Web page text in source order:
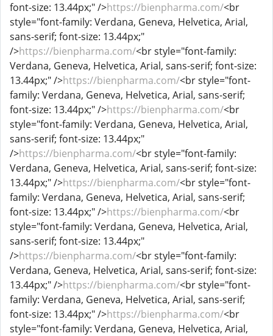
font-size: 13.44px;" />https://bienpharma.com/<br
style="font-family: Verdana, Geneva, Helvetica, Arial,
sans-serif; font-size: 13.44px;"
/>https://bienpharma.com/<br style="font-family:
Verdana, Geneva, Helvetica, Arial, sans-serif; font-size:
13.44px;" />https://bienpharma.com/<br style="font-
family: Verdana, Geneva, Helvetica, Arial, sans-serif;
font-size: 13.44px;" />https://bienpharma.com/<br
style="font-family: Verdana, Geneva, Helvetica, Arial,
sans-serif; font-size: 13.44px;"
/>https://bienpharma.com/<br style="font-family:
Verdana, Geneva, Helvetica, Arial, sans-serif; font-size:
13.44px;" />https://bienpharma.com/<br style="font-
family: Verdana, Geneva, Helvetica, Arial, sans-serif;
font-size: 13.44px;" />https://bienpharma.com/<br
style="font-family: Verdana, Geneva, Helvetica, Arial,
sans-serif; font-size: 13.44px;"
/>https://bienpharma.com/<br style="font-family:
Verdana, Geneva, Helvetica, Arial, sans-serif; font-size:
13.44px;" />https://bienpharma.com/<br style="font-
family: Verdana, Geneva, Helvetica, Arial, sans-serif;
font-size: 13.44px;" />https://bienpharma.com/<br
style="font-family: Verdana, Geneva, Helvetica, Arial,